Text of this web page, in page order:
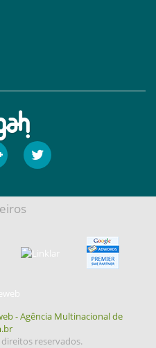
- Agência Multinacional de
reservados.